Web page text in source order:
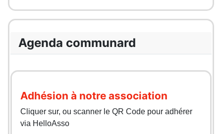
Agenda communard
Adhésion à notre association
Cliquer sur, ou scanner le QR Code pour adhérer
via HelloAsso